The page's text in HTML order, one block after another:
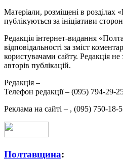
Матеріали, розміщені в розділах
публікуються за ініціативи
Редакція інтернет-видання
відповідальності за зміст
користувачами сайту. Редакція
авторів публікацій.
Редакція –
Телефон редакції – (095) 794-29-
Реклама на сайті – , (095) 750-18-
Полтавщина: